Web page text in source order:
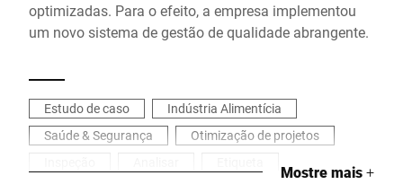
optimizadas. Para o efeito, a empresa implementou
um novo sistema de gestão de qualidade abrangente.
Estudo de caso
Indústria Alimentícia
Saúde & Segurança
Otimização de projetos
Mostre mais+